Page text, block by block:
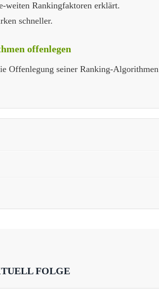
weiten Rankingfaktoren erklärt.
schneller.
offenlegen
Offenlegung seiner Ranking-Algorithmen
FOLGE